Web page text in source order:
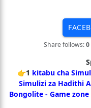
Share follows:0
👉1 kitabu cha
Simulizi za Hadithi
Bongolite - Game